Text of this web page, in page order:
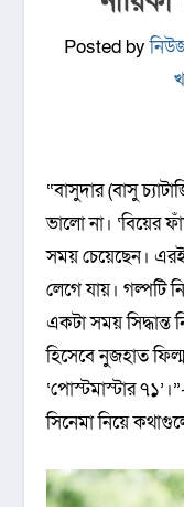
Posted by
“বাসুদার (বাসু
ভালো না। ‘বিয়ের
সময় চেয়েছেন।
লেগে যায়। গল্পটি
একটা সময় সিদ্ধান্ত
হিসেবে নুজহাত
‘পোস্টমাস্টার
সিনেমা নিয়ে